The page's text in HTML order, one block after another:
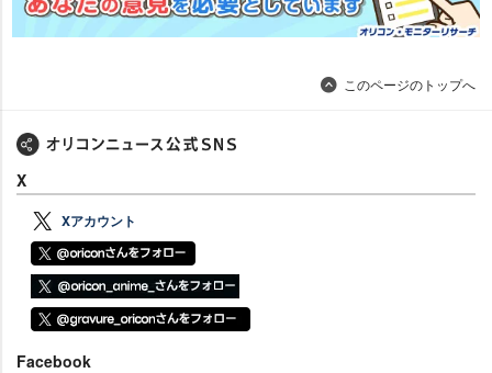
このページのトップへ
X
Xアカウント
Facebook